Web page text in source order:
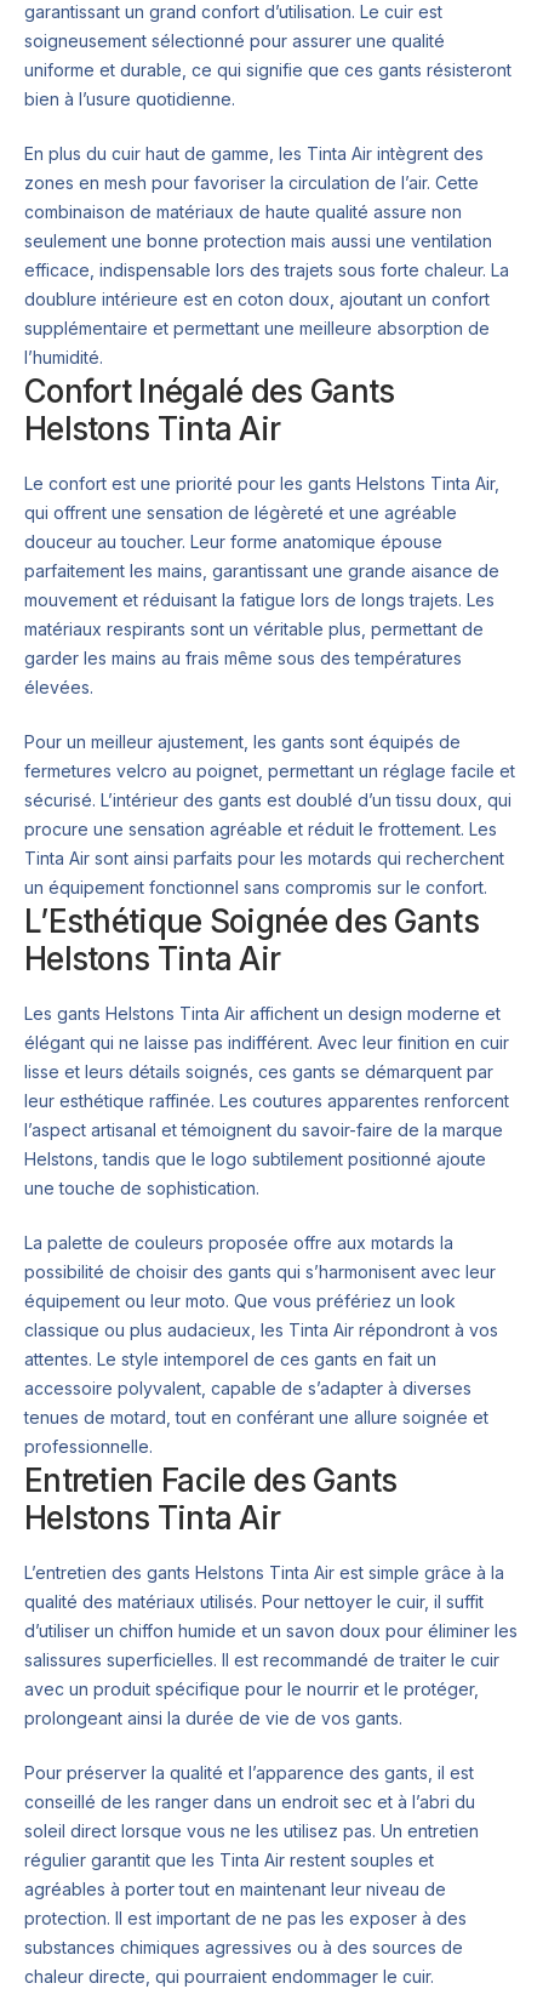
garantissant un grand confort d’utilisation. Le cuir est
soigneusement sélectionné pour assurer une qualité
uniforme et durable, ce qui signifie que ces gants résisteront
bien à l’usure quotidienne.
En plus du cuir haut de gamme, les Tinta Air intègrent des
zones en mesh pour favoriser la circulation de l’air. Cette
combinaison de matériaux de haute qualité assure non
seulement une bonne protection mais aussi une ventilation
efficace, indispensable lors des trajets sous forte chaleur. La
doublure intérieure est en coton doux, ajoutant un confort
supplémentaire et permettant une meilleure absorption de
l’humidité.
Confort Inégalé des Gants
Helstons Tinta Air
Le confort est une priorité pour les gants Helstons Tinta Air,
qui offrent une sensation de légèreté et une agréable
douceur au toucher. Leur forme anatomique épouse
parfaitement les mains, garantissant une grande aisance de
mouvement et réduisant la fatigue lors de longs trajets. Les
matériaux respirants sont un véritable plus, permettant de
garder les mains au frais même sous des températures
élevées.
Pour un meilleur ajustement, les gants sont équipés de
fermetures velcro au poignet, permettant un réglage facile et
sécurisé. L’intérieur des gants est doublé d’un tissu doux, qui
procure une sensation agréable et réduit le frottement. Les
Tinta Air sont ainsi parfaits pour les motards qui recherchent
un équipement fonctionnel sans compromis sur le confort.
L’Esthétique Soignée des Gants
Helstons Tinta Air
Les gants Helstons Tinta Air affichent un design moderne et
élégant qui ne laisse pas indifférent. Avec leur finition en cuir
lisse et leurs détails soignés, ces gants se démarquent par
leur esthétique raffinée. Les coutures apparentes renforcent
l’aspect artisanal et témoignent du savoir-faire de la marque
Helstons, tandis que le logo subtilement positionné ajoute
une touche de sophistication.
La palette de couleurs proposée offre aux motards la
possibilité de choisir des gants qui s’harmonisent avec leur
équipement ou leur moto. Que vous préfériez un look
classique ou plus audacieux, les Tinta Air répondront à vos
attentes. Le style intemporel de ces gants en fait un
accessoire polyvalent, capable de s’adapter à diverses
tenues de motard, tout en conférant une allure soignée et
professionnelle.
Entretien Facile des Gants
Helstons Tinta Air
L’entretien des gants Helstons Tinta Air est simple grâce à la
qualité des matériaux utilisés. Pour nettoyer le cuir, il suffit
d’utiliser un chiffon humide et un savon doux pour éliminer les
salissures superficielles. Il est recommandé de traiter le cuir
avec un produit spécifique pour le nourrir et le protéger,
prolongeant ainsi la durée de vie de vos gants.
Pour préserver la qualité et l’apparence des gants, il est
conseillé de les ranger dans un endroit sec et à l’abri du
soleil direct lorsque vous ne les utilisez pas. Un entretien
régulier garantit que les Tinta Air restent souples et
agréables à porter tout en maintenant leur niveau de
protection. Il est important de ne pas les exposer à des
substances chimiques agressives ou à des sources de
chaleur directe, qui pourraient endommager le cuir.